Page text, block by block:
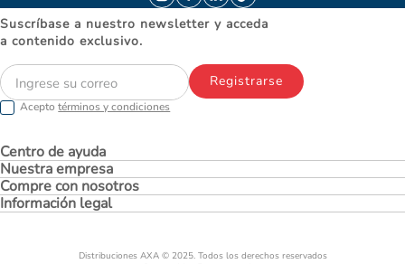
Suscríbase a nuestro newsletter y acceda
a contenido exclusivo.
Aceptotérminos y condiciones
Registrarse
Centro de ayuda
Nuestra empresa
Compre con nosotros
Información legal
Distribuciones AXA © 2025. Todos los derechos reservados